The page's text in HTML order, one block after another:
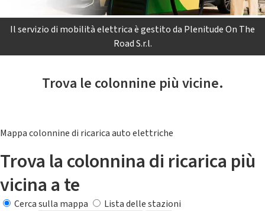
Il servizio di mobilità elettrica è gestito da Plenitude On The
Road S.r.l.
Trova le colonnine più vicine.
Mappa colonnine di ricarica auto elettriche
Trova la colonnina di ricarica più
vicina a te
Cerca sulla mappa
Lista delle stazioni